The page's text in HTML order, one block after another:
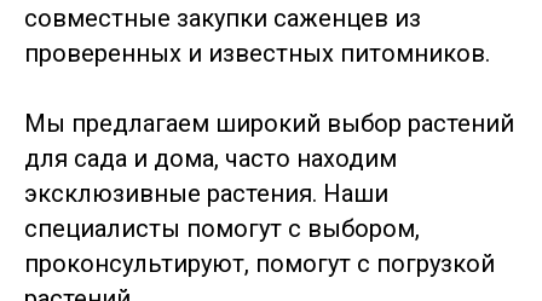
совместные закупки саженцев из
проверенных и известных питомников.
Мы предлагаем широкий выбор растений
для сада и дома, часто находим
эксклюзивные растения. Наши
специалисты помогут с выбором,
проконсультируют, помогут с погрузкой